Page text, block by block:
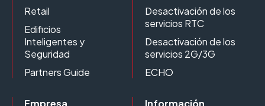
Retail
Edificios
Inteligentes y
Seguridad
Partners Guide
Desactivación de los
servicios RTC
Desactivación de los
servicios 2G/3G
ECHO
Empresa
Información